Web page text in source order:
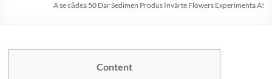
A se cădea 50 Dar Sedimen Produs Învârte Flowers Experimenta A!
Content